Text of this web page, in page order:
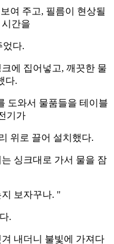
여 주고, 필름이 현상될
간을
었다.
에 집어넣고, 깨끗한 물
다.
도와서 물품들을 테이블
기가
위로 끌어 설치했다.
싱크대로 가서 물을 잠
보자꾸나. "
.
내더니 불빛에 가져다